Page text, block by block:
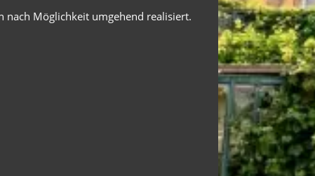
nach Möglichkeit umgehend realisiert.